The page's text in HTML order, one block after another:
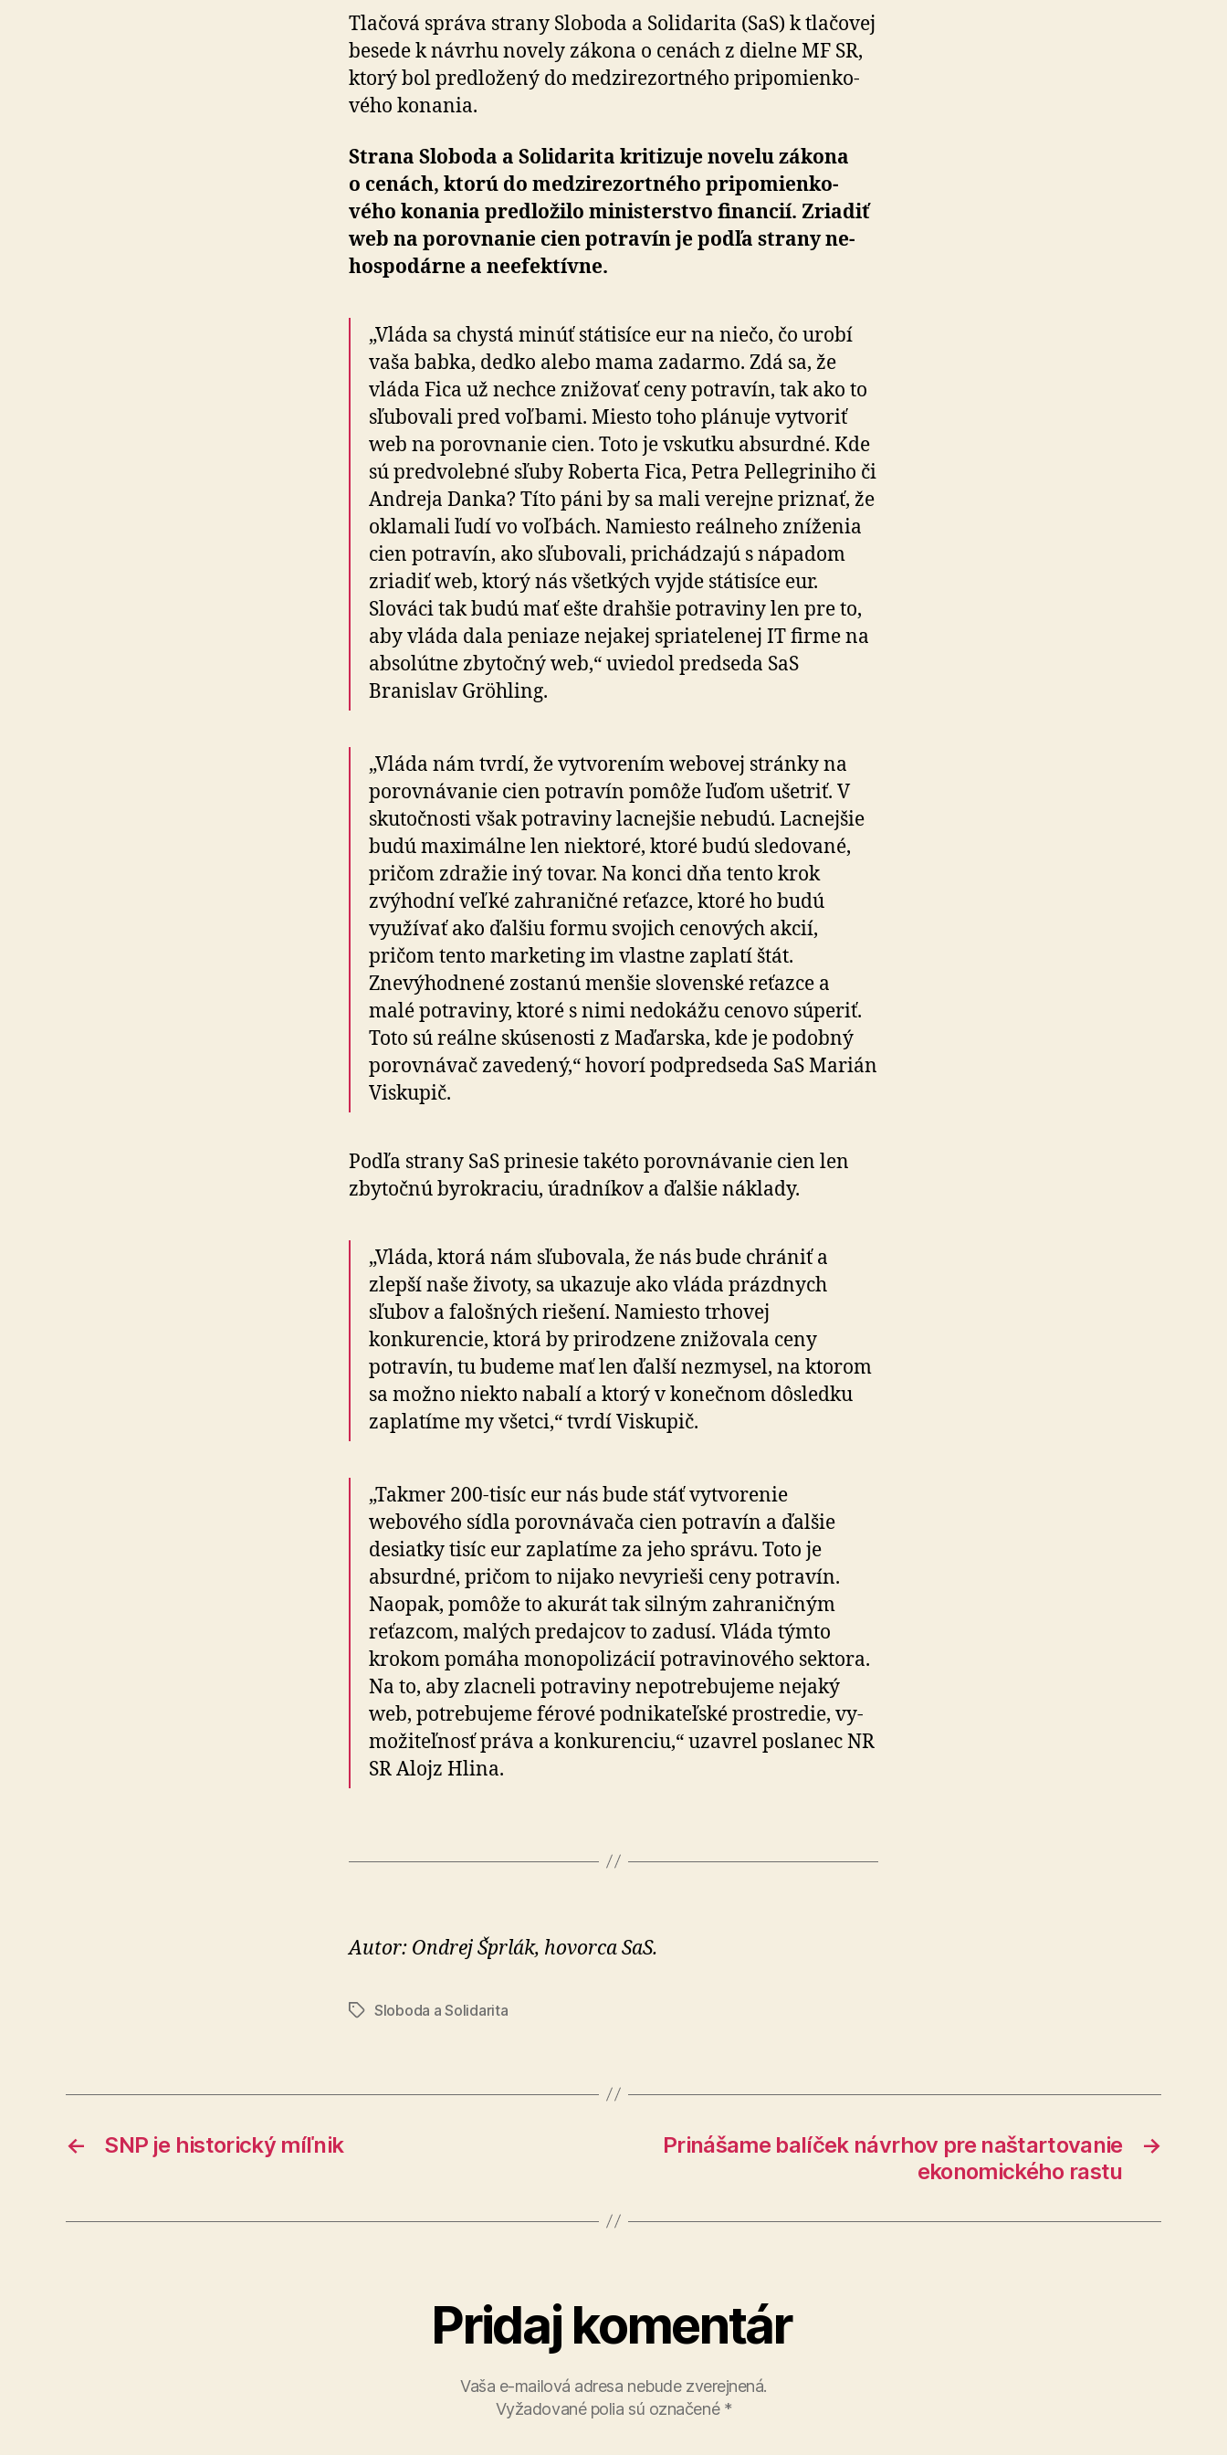
nápad
a
vyhodené
peniaze
Tlačová správa strany Sloboda a So­li­da­ri­ta (SaS) k tla­čo­vej
besede k návrhu novely zákona o cenách z dielne MF SR,
ktorý bol pred­lo­žený do me­dzi­re­zor­tného pri­po­mien­ko­
vého konania.
Strana Sloboda a Solidarita kritizuje novelu zákona
o cenách, ktorú do me­dzi­re­zor­tného pri­po­mien­ko­
vého konania pred­lo­žilo ministerstvo financií. Zriadiť
web na po­rov­na­nie cien potra­vín je podľa strany ne­
hospo­dárne a ne­efek­tívne.
„Vláda sa chystá minúť státisíce eur na niečo, čo urobí
vaša babka, dedko alebo mama zadarmo. Zdá sa, že
vláda Fica už nechce znižovať ceny potravín, tak ako to
sľubovali pred voľbami. Miesto toho plánuje vytvoriť
web na porovnanie cien. Toto je vskutku absurdné. Kde
sú predvolebné sľuby Roberta Fica, Petra Pellegriniho či
Andreja Danka? Títo páni by sa mali verejne priznať, že
oklamali ľudí vo voľbách. Namiesto reálneho zníženia
cien potravín, ako sľubovali, prichádzajú s nápadom
zriadiť web, ktorý nás všetkých vyjde státisíce eur.
Slováci tak budú mať ešte drahšie potraviny len pre to,
aby vláda dala peniaze nejakej spriatelenej IT firme na
absolútne zbytočný web,“ uviedol predseda SaS
Branislav Gröhling.
„Vláda nám tvrdí, že vytvorením webovej stránky na
porovnávanie cien potravín pomôže ľuďom ušetriť. V
skutočnosti však potraviny lacnejšie nebudú. Lacnejšie
budú maximálne len niektoré, ktoré budú sledované,
pričom zdražie iný tovar. Na konci dňa tento krok
zvýhodní veľké zahraničné reťazce, ktoré ho budú
využívať ako ďalšiu formu svojich cenových akcií,
pričom tento marketing im vlastne zaplatí štát.
Znevýhodnené zostanú menšie slovenské reťazce a
malé potraviny, ktoré s nimi nedokážu cenovo súperiť.
Toto sú reálne skúsenosti z Maďarska, kde je podobný
porovnávač zavedený,“ hovorí podpredseda SaS Marián
Viskupič.
Podľa strany SaS prinesie takéto porovnávanie cien len
zby­točnú byro­kra­ciu, úrad­ní­kov a ďal­šie náklady.
„Vláda, ktorá nám sľubovala, že nás bude chrániť a
zlepší naše životy, sa ukazuje ako vláda prázdnych
sľubov a falošných riešení. Namiesto trhovej
konkurencie, ktorá by prirodzene znižovala ceny
potravín, tu budeme mať len ďalší nezmysel, na ktorom
sa možno niekto nabalí a ktorý v konečnom dôsledku
zaplatíme my všetci,“ tvrdí Viskupič.
„Takmer 200-tisíc eur nás bude stáť vytvorenie
webového sídla porovnávača cien potravín a ďalšie
desiatky tisíc eur zaplatíme za jeho správu. Toto je
absurdné, pričom to nijako nevyrieši ceny potravín.
Naopak, pomôže to akurát tak silným zahraničným
reťazcom, malých predajcov to zadusí. Vláda týmto
krokom pomáha monopolizácií potravinového sektora.
Na to, aby zlacneli potraviny ne­potre­bu­jeme nejaký
web, potre­bu­jeme férové pod­ni­ka­teľ­ské prostredie, vy­
mo­ži­teľ­nosť práva a kon­ku­ren­ciu,“ uzavrel poslanec NR
SR Alojz Hlina.
Autor: Ondrej Šprlák, hovorca SaS.
ZnačkySloboda a Solidarita
← SNP je historický míľnik →
Prinášame balíček návrhov pre naštartovanie
ekonomického rastu
Pridaj komentár
Vaša e-mailová adresa nebude zverejnená.
Vyžadované polia sú označené *